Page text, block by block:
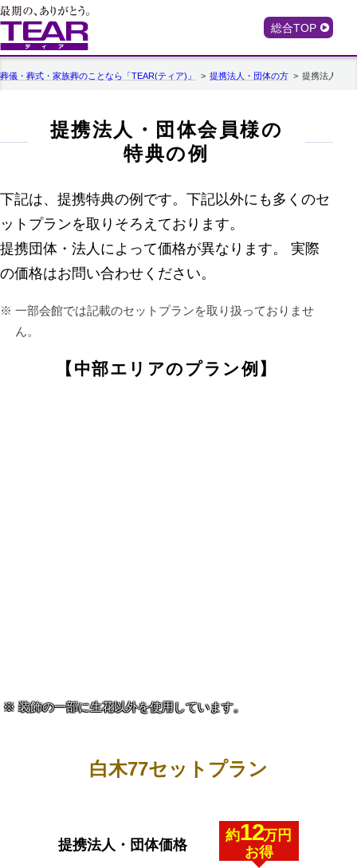
総合TOP
葬儀・葬式・家族葬のことなら「TEAR(ティア)」 提携法人・団体の方 提携法人・
提携法人・団体会員様の
特典の例
下記は、提携特典の例です。下記以外にも多くのセ
ットプランを取りそろえております。
提携団体・法人によって価格が異なります。 実際
の価格はお問い合わせください。
一部会館では記載のセットプランを取り扱っておりませ
ん。
【中部エリアのプラン例】
白木77セットプラン
提携法人・団体価格
約12万円
お得
装飾の一部に生花以外を使用しています。